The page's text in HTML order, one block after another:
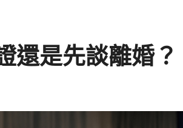
還是先談離婚？